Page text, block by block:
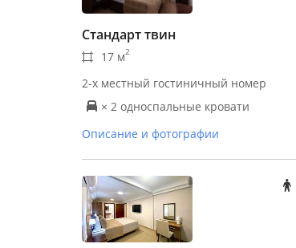
Стандарт твин
17 м2
2-х местный гостиничный номер
× 2 односпальные кровати
Описание и фотографии